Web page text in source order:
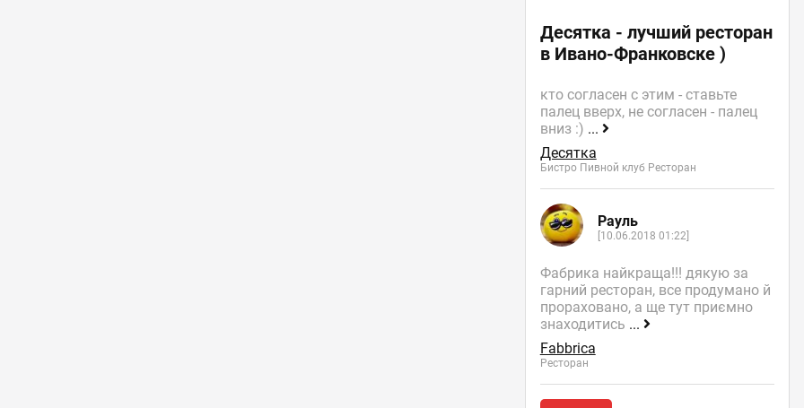
Десятка - лучший ресторан
в Ивано-Франковске )
кто согласен с этим - ставьте
палец вверх, не согласен - палец
вниз :) ...
Десятка
Бистро Пивной клуб Ресторан
Рауль
[10.06.2018 01:22]
Фабрика найкраща!!! дякую за
гарний ресторан, все продумано й
прораховано, а ще тут приємно
знаходитись ...
Fabbrica
Ресторан